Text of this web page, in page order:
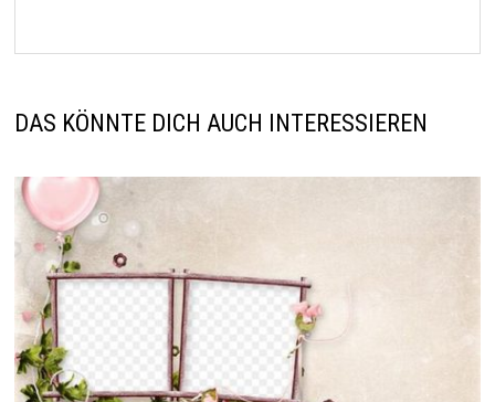
DAS KÖNNTE DICH AUCH INTERESSIEREN